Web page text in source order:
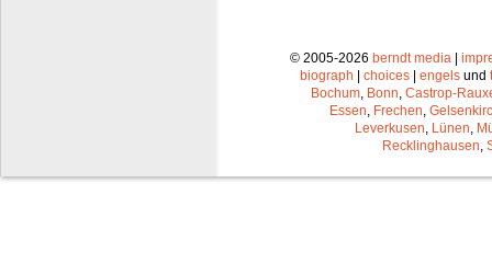
© 2005-2026 berndt media|
biograph
choices engels und
Bochum, Bonn, Castrop-
Essen, Frechen,
Leverkusen, Lünen,
Recklinghausen,